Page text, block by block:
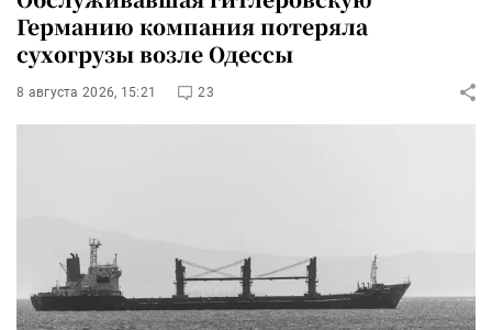
Германию компания потеряла
сухогрузы возле Одессы
8 августа 2026, 15:21 23